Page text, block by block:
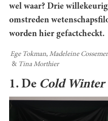
wel waar? Drie
omstreden
worden hier gefactcheckt.
Ege Tokman Madeleine
Tina Morthier
1. De Cold Winter